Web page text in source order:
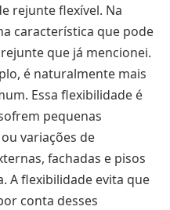
rejunte flexível. Na
característica que pode
que já mencionei.
é naturalmente mais
Essa flexibilidade é
pequenas
variações de
fachadas e pisos
A flexibilidade evita que
conta desses